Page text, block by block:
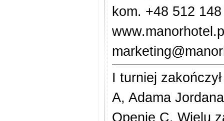
kom. +48 512
I turniej
A, Adama
Openie C. Wielu